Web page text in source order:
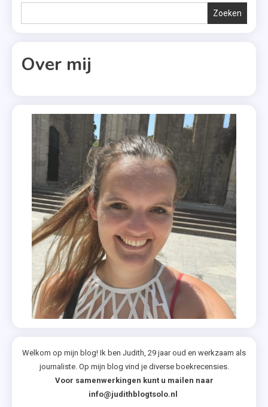
Zoeken
Over mij
Welkom op mijn blog! Ik ben Judith, 29 jaar oud en werkzaam als
journaliste. Op mijn blog vind je diverse boekrecensies.
Voor samenwerkingen kunt u mailen naar
info@judithblogtsolo.nl